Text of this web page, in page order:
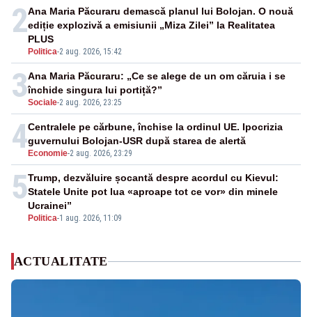
2
Politica-2 aug. 2026, 15:42
Ana Maria Păcuraru demască planul lui Bolojan. O nouă
ediție explozivă a emisiunii „Miza Zilei” la Realitatea
PLUS
3Sociale-2 aug. 2026, 23:25
Ana Maria Păcuraru: „Ce se alege de un om căruia i se
închide singura lui portiță?”
4 Economie-2 aug. 2026, 23:29
Centralele pe cărbune, închise la ordinul UE. Ipocrizia
guvernului Bolojan-USR după starea de alertă
5
Politica-1 aug. 2026, 11:09
Trump, dezvăluire șocantă despre acordul cu Kievul:
Statele Unite pot lua «aproape tot ce vor» din minele
Ucrainei”
ACTUALITATE